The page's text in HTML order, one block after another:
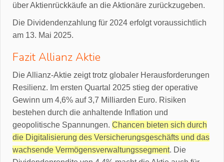
über Aktienrückkäufe an die Aktionäre zurückzugeben.
Die Dividendenzahlung für 2024 erfolgt voraussichtlich
am 13. Mai 2025.
Fazit Allianz Aktie
Die Allianz-Aktie zeigt trotz globaler Herausforderungen
Resilienz. Im ersten Quartal 2025 stieg der operative
Gewinn um 4,6% auf 3,7 Milliarden Euro. Risiken
bestehen durch die anhaltende Inflation und
geopolitische Spannungen. Chancen bieten sich durch
die Digitalisierung des Versicherungsgeschäfts und das
wachsende Vermögensverwaltungssegment. Die